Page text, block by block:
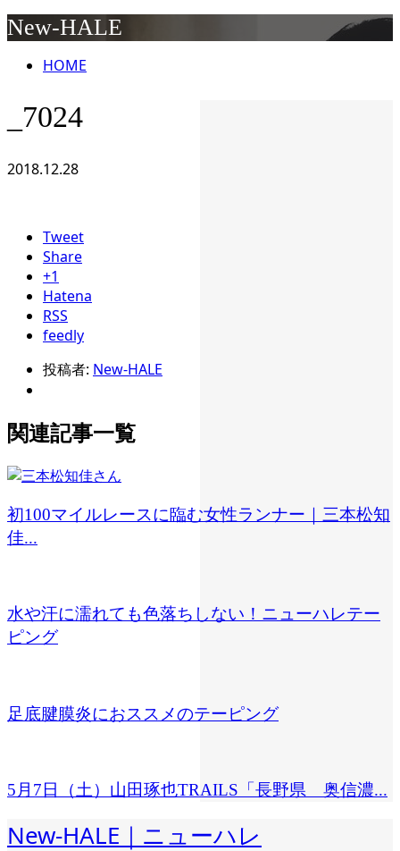
New-HALE
HOME
_7024
2018.12.28
Tweet
Share
+1
Hatena
RSS
feedly
投稿者: New-HALE
関連記事一覧
初100マイルレースに臨む女性ランナー｜三本松知
佳...
水や汗に濡れても色落ちしない！ニューハレテー
ピング
足底腱膜炎におススメのテーピング
5月7日（土）山田琢也TRAILS「長野県 奥信濃...
New-HALE｜ニューハレ